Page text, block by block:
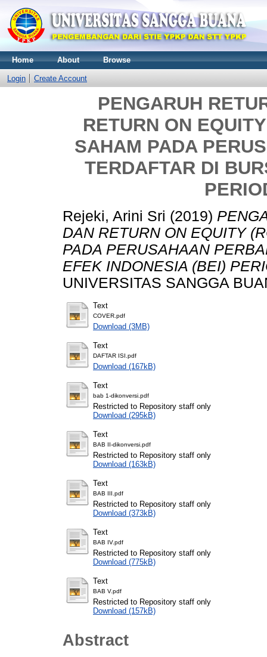
Home About Browse
Login Create Account
PENGARUH
RETURN ON
SAHAM PADA
TERDAFTAR DI
Rejeki, Arini Sri (2019)
DAN RETURN ON EQUITY
PADA PERUSAHAAN
EFEK INDONESIA (BEI)
UNIVERSITAS SANGGA
Text
COVER.pdf
Download (3MB)
Text
DAFTAR ISI.pdf
Download (167kB)
Text
bab 1-dikonversi.pdf
Restricted to Repository staff only
Download (295kB)
Text
BAB II-dikonversi.pdf
Restricted to Repository staff only
Download (163kB)
Text
BAB III.pdf
Restricted to Repository staff only
Download (373kB)
Text
BAB IV.pdf
Restricted to Repository staff only
Download (775kB)
Text
BAB V.pdf
Restricted to Repository staff only
Download (157kB)
Abstract